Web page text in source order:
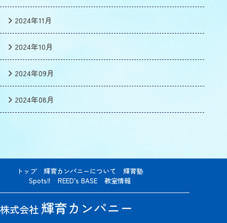
2024年11月
2024年10月
2024年09月
2024年08月
株式会社 輝育カンパニー
トップ 輝育カンパニーについて
輝育塾
Spots‼
REED’s BASE 教室情報